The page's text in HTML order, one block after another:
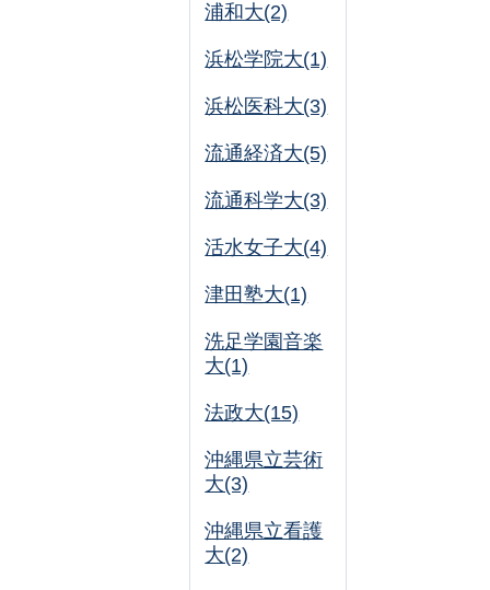
浦和大(2)
浜松学院大(1)
浜松医科大(3)
流通経済大(5)
流通科学大(3)
活水女子大(4)
津田塾大(1)
洗足学園音楽
大(1)
法政大(15)
沖縄県立芸術
大(3)
沖縄県立看護
大(2)